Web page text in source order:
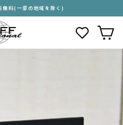
料(一部の地域を除く)